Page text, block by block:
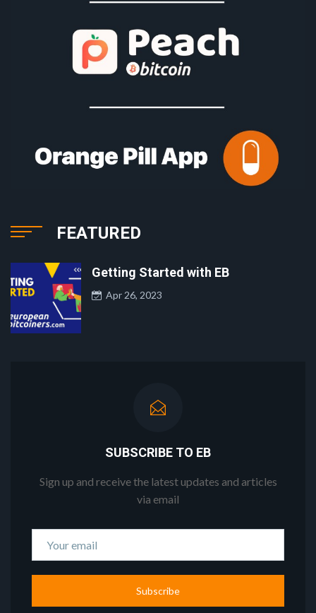
FEATURED
Getting Started with EB
Apr 26, 2023
SUBSCRIBE TO EB
Sign up and receive the latest updates and articles
via email
Subscribe